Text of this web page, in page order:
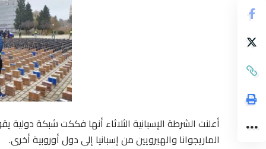
أعلنت الشرطة الإسبانية الثلاثاء أنها فككت شبكة
الماريجوانا والهيرويين من إسبانيا إلى دول أوروبية أخرى.